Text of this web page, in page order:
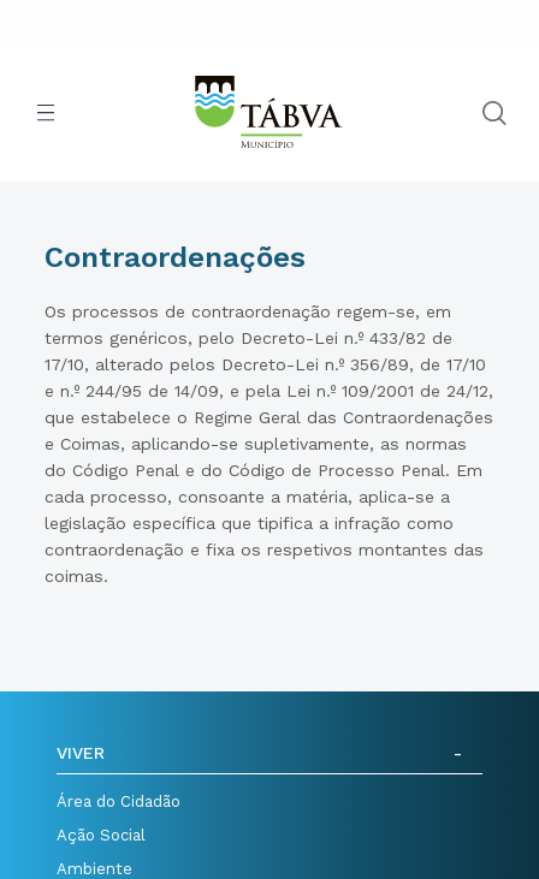
Contraordenações
Os processos de contraordenação regem-se, em
termos genéricos, pelo Decreto-Lei n.º 433/82 de
17/10, alterado pelos Decreto-Lei n.º 356/89, de 17/10
e n.º 244/95 de 14/09, e pela Lei n.º 109/2001 de 24/12,
que estabelece o Regime Geral das Contraordenações
e Coimas, aplicando-se supletivamente, as normas
do Código Penal e do Código de Processo Penal. Em
cada processo, consoante a matéria, aplica-se a
legislação específica que tipifica a infração como
contraordenação e fixa os respetivos montantes das
coimas.
VIVER
Área do Cidadão
Ação Social
Ambiente